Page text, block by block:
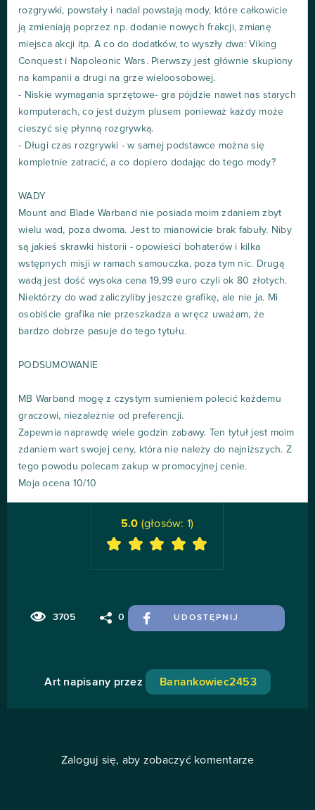
rozgrywki, powstały i nadal powstają mody, które całkowicie
ją zmieniają poprzez np. dodanie nowych frakcji, zmianę
miejsca akcji itp. A co do dodatków, to wyszły dwa: Viking
Conquest i Napoleonic Wars. Pierwszy jest głównie skupiony
na kampanii a drugi na grze wieloosobowej.
- Niskie wymagania sprzętowe- gra pójdzie nawet nas starych
komputerach, co jest dużym plusem ponieważ każdy może
cieszyć się płynną rozgrywką.
- Długi czas rozgrywki - w samej podstawce można się
kompletnie zatracić, a co dopiero dodając do tego mody?
WADY
Mount and Blade Warband nie posiada moim zdaniem zbyt
wielu wad, poza dwoma. Jest to mianowicie brak fabuły. Niby
są jakieś skrawki historii - opowieści bohaterów i kilka
wstępnych misji w ramach samouczka, poza tym nic. Drugą
wadą jest dość wysoka cena 19,99 euro czyli ok 80 złotych.
Niektórzy do wad zaliczyliby jeszcze grafikę, ale nie ja. Mi
osobiście grafika nie przeszkadza a wręcz uważam, że
bardzo dobrze pasuje do tego tytułu.
PODSUMOWANIE
MB Warband mogę z czystym sumieniem polecić każdemu
graczowi, niezależnie od preferencji.
Zapewnia naprawdę wiele godzin zabawy. Ten tytuł jest moim
zdaniem wart swojej ceny, która nie należy do najniższych. Z
tego powodu polecam zakup w promocyjnej cenie.
Moja ocena 10/10
3705 0 UDOSTĘPNIJ
5.0 (głosów: 1)
Art napisany przez Banankowiec2453
Zaloguj się, aby zobaczyć komentarze